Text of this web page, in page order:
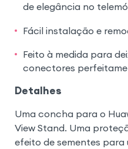
de elegância no
Fácil instalação e
Feito à medida para
conectores
Detalhes
Uma concha para o
View Stand. Uma
efeito de sementes